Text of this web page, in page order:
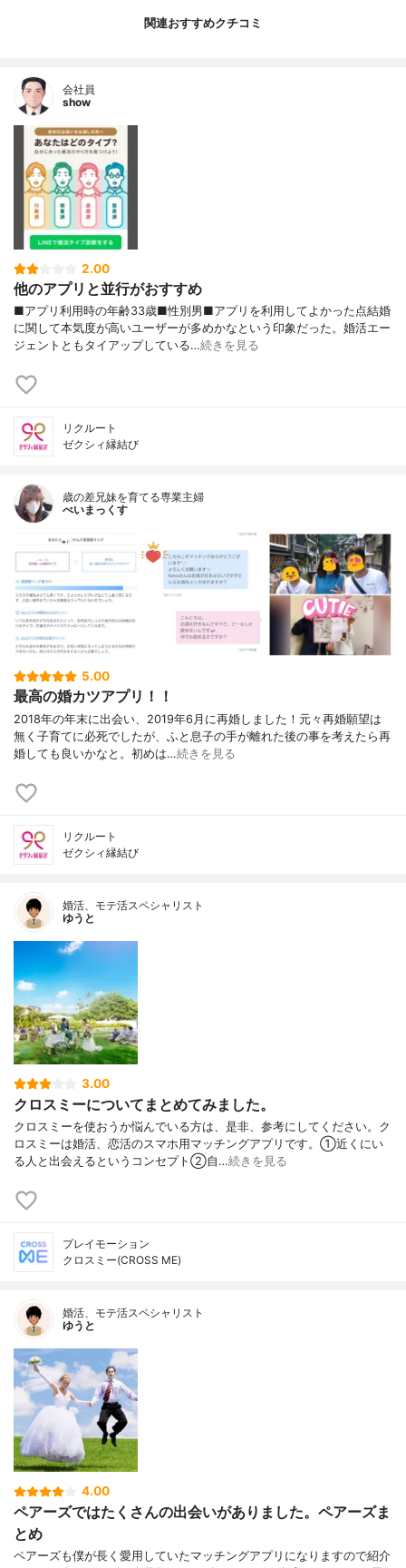
関連おすすめクチコミ
会社員
show
2.00
他のアプリと並行がおすすめ
■アプリ利用時の年齢33歳■性別男■アプリを利用してよかった点結婚
に関して本気度が高いユーザーが多めかなという印象だった。婚活エー
ジェントともタイアップしている…続きを見る
リクルート
ゼクシィ縁結び
歳の差兄妹を育てる専業主婦
べいまっくす
5.00
最高の婚カツアプリ！！
2018年の年末に出会い、2019年6月に再婚しました！元々再婚願望は
無く子育てに必死でしたが、ふと息子の手が離れた後の事を考えたら再
婚しても良いかなと。初めは…続きを見る
リクルート
ゼクシィ縁結び
婚活、モテ活スペシャリスト
ゆうと
3.00
クロスミーについてまとめてみました。
クロスミーを使おうか悩んでいる方は、是非、参考にしてください。ク
ロスミーは婚活、恋活のスマホ用マッチングアプリです。①近くにい
る人と出会えるというコンセプト②自…続きを見る
プレイモーション
クロスミー(CROSS ME)
婚活、モテ活スペシャリスト
ゆうと
4.00
ペアーズではたくさんの出会いがありました。ペアーズま
とめ
ペアーズも僕が長く愛用していたマッチングアプリになりますので紹介